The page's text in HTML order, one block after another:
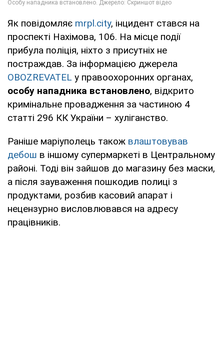
Як повідомляє mrpl.city, інцидент стався на
проспекті Нахімова, 106. На місце події
прибула поліція, ніхто з присутніх не
постраждав. За інформацією джерела
OBOZREVATEL у правоохоронних органах,
особу нападника встановлено, відкрито
кримінальне провадження за частиною 4
статті 296 КК України – хуліганство.
Раніше маріуполець також влаштовував
дебош в іншому супермаркеті в Центральному
районі. Тоді він зайшов до магазину без маски,
а після зауваження пошкодив полиці з
продуктами, розбив касовий апарат і
нецензурно висловлювався на адресу
працівників.